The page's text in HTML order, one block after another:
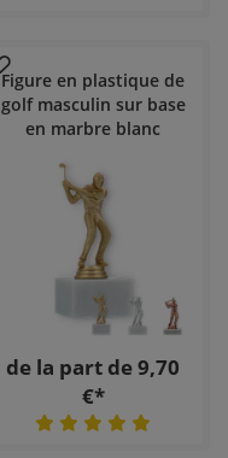
Figure en plastique de
golf masculin sur base
en marbre blanc
de la part de 9,70
€*